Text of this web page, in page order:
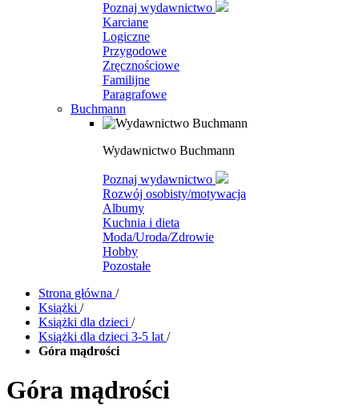
Poznaj wydawnictwo
Karciane
Logiczne
Przygodowe
Zręcznościowe
Familijne
Paragrafowe
Buchmann
Wydawnictwo Buchmann
Poznaj wydawnictwo
Rozwój osobisty/motywacja
Albumy
Kuchnia i dieta
Moda/Uroda/Zdrowie
Hobby
Pozostałe
Strona główna /
Książki /
Książki dla dzieci /
Książki dla dzieci 3-5 lat /
Góra mądrości
Góra mądrości